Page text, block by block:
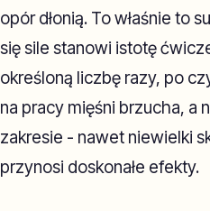
opór dłonią. To właśnie to
się sile stanowi istotę
określoną liczbę razy, po
na pracy mięśni brzucha, a
zakresie - nawet niewielki
przynosi doskonałe efekty.